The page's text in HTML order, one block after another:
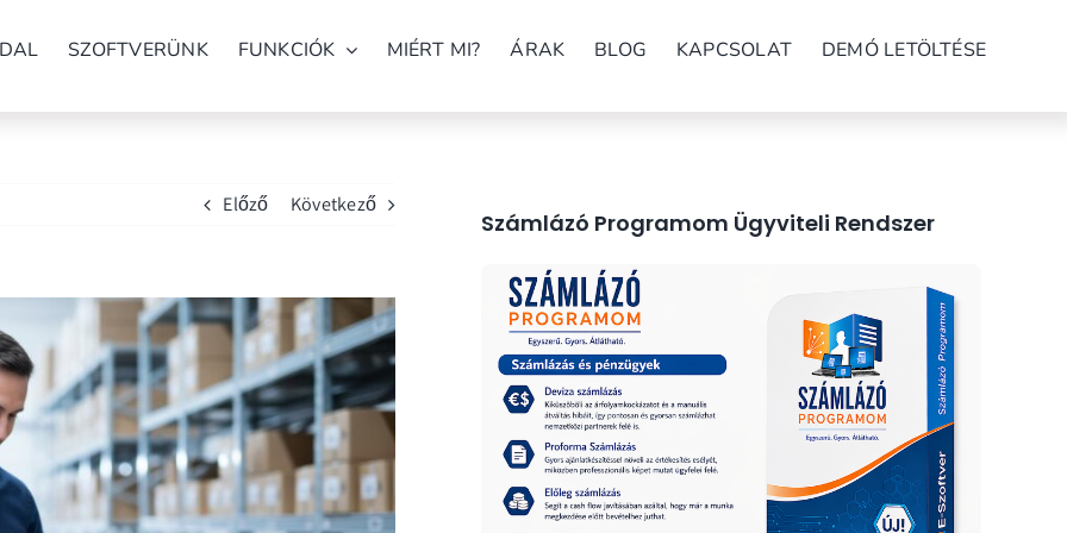
SZOFTVERÜNK FUNKCIÓK MIÉRT MI? ÁRAK BLOG KAPCSOLAT DEMÓ LETÖLTÉSE
Előző Következő
Számlázó Programom Ügyviteli Rendszer